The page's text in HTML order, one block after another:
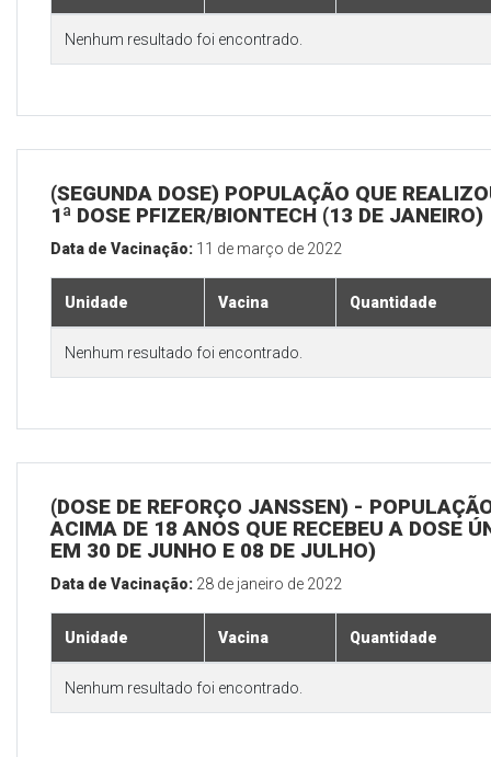
Nenhum resultado foi encontrado.
(SEGUNDA DOSE) POPULAÇÃO QUE
1ª DOSE PFIZER/BIONTECH (13 DE JANEIRO)
Data de Vacinação: 11 de março de 2022
Unidade Vacina Quantidade
Nenhum resultado foi encontrado.
(DOSE DE REFORÇO JANSSEN) -
ACIMA DE 18 ANOS QUE RECEBEU A DOSE
EM 30 DE JUNHO E 08 DE JULHO)
Data de Vacinação: 28 de janeiro de 2022
Unidade Vacina Quantidade
Nenhum resultado foi encontrado.